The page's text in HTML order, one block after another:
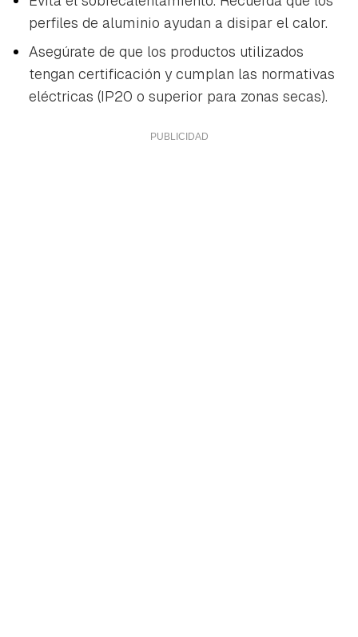
perfiles de aluminio ayudan a disipar el calor.
Asegúrate de que los productos utilizados
tengan certificación y cumplan las normativas
eléctricas (IP20 o superior para zonas secas).